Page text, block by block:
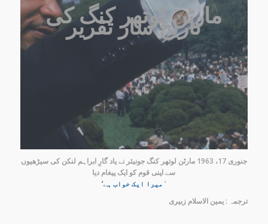
مارٹن لوتھر کنگ کی
تاریخ ساز تقریر
جنوری 17، 1963 مارٹن لوتھر کنگ جونیئر نے یاد گارِ ابراہم لنکن کی سیڑھیوں
سے اپنی قوم کو ایک پیغام دیا
‘میرا ایک خواب ہ ے ‘
ترجمہ : یمین الاسلام زبیری